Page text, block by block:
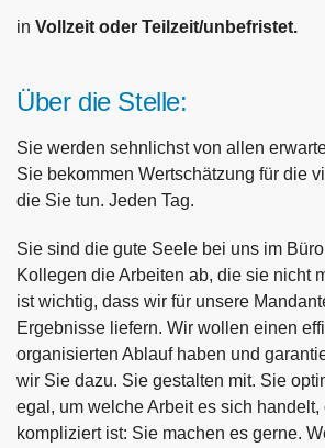
in Vollzeit oder Teilzeit/unbefristet.
Über die Stelle:
Sie werden sehnlichst von allen
Sie bekommen Wertschätzung für die
die Sie tun. Jeden Tag.
Sie sind die gute Seele bei uns im
Kollegen die Arbeiten ab, die sie nicht
ist wichtig, dass wir für unsere
Ergebnisse liefern. Wir wollen einen
organisierten Ablauf haben und
wir Sie dazu. Sie gestalten mit. Sie
egal, um welche Arbeit es sich
kompliziert ist: Sie machen es gerne.